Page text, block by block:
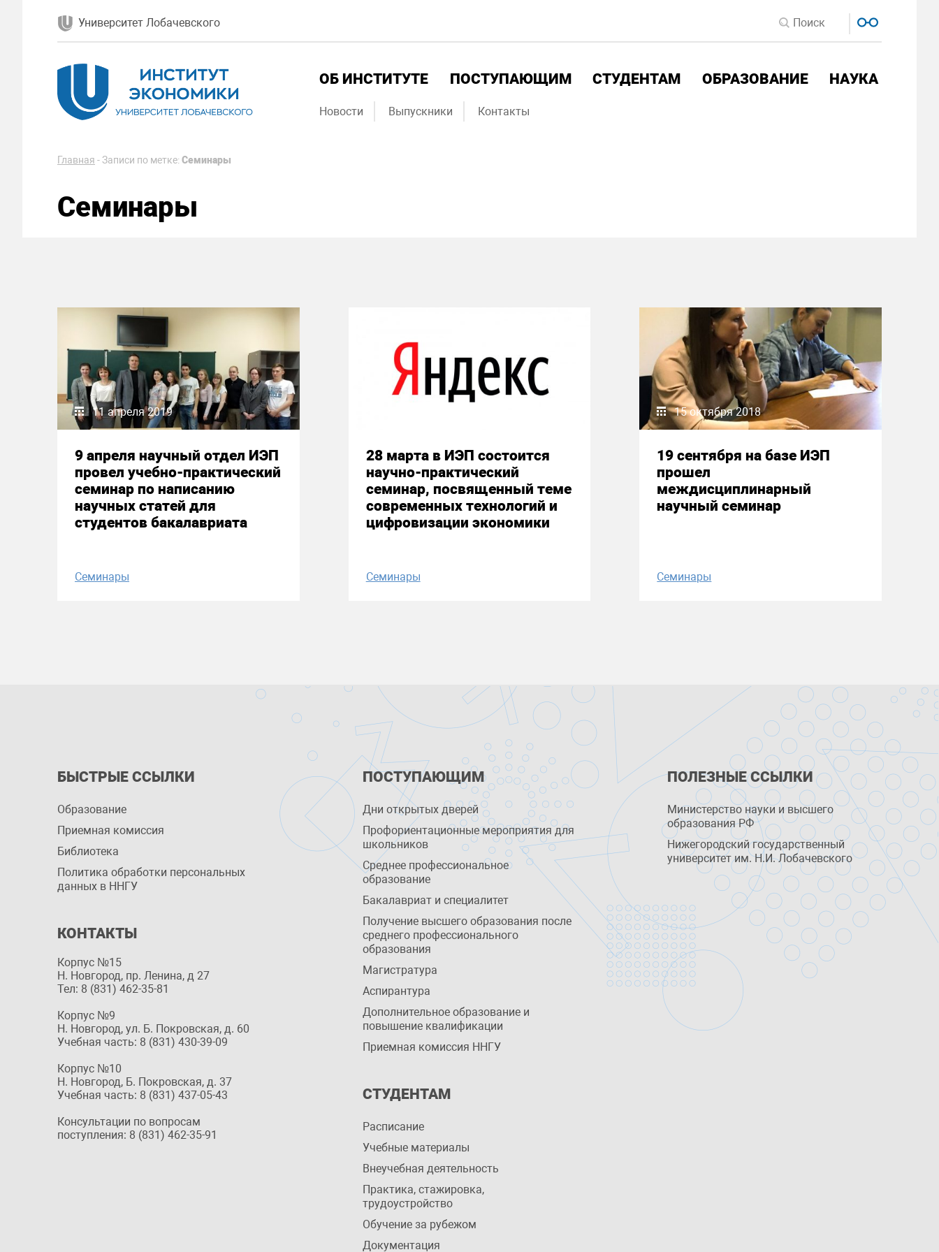
Университет Лобачевского
ОБ ИНСТИТУТЕ ПОСТУПАЮЩИМ СТУДЕНТАМ ОБРАЗОВАНИЕ НАУКА
Новости Выпускники Контакты
Главная -Записи по метке: Семинары
Семинары
11 апреля 2019
9 апреля научный отдел ИЭП
провел учебно-практический
семинар по написанию
научных статей для
студентов бакалавриата
Семинары
28 марта в ИЭП состоится
научно-практический
семинар, посвященный теме
современных технологий и
цифровизации экономики
Семинары
15 октября 2018
19 сентября на базе ИЭП
прошел
междисциплинарный
научный семинар
Семинары
БЫСТРЫЕ ССЫЛКИ
Образование
Приемная комиссия
Библиотека
Политика обработки персональных
данных в ННГУ
КОНТАКТЫ
Корпус №15
Н. Новгород, пр. Ленина, д 27
Тел: 8 (831) 462-35-81
Корпус №9
Н. Новгород, ул. Б. Покровская, д. 60
Учебная часть: 8 (831) 430-39-09
Корпус №10
Н. Новгород, Б. Покровская, д. 37
Учебная часть: 8 (831) 437-05-43
Консультации по вопросам
поступления: 8 (831) 462-35-91
ПОСТУПАЮЩИМ
Дни открытых дверей
Профориентационные мероприятия для
школьников
Среднее профессиональное
образование
Бакалавриат и специалитет
Получение высшего образования после
среднего профессионального
образования
Магистратура
Аспирантура
Дополнительное образование и
повышение квалификации
Приемная комиссия ННГУ
СТУДЕНТАМ
Расписание
Учебные материалы
Внеучебная деятельность
Практика, стажировка,
трудоустройство
Обучение за рубежом
Документация
ПОЛЕЗНЫЕ ССЫЛКИ
Министерство науки и высшего
образования РФ
Нижегородский государственный
университет им. Н.И. Лобачевского